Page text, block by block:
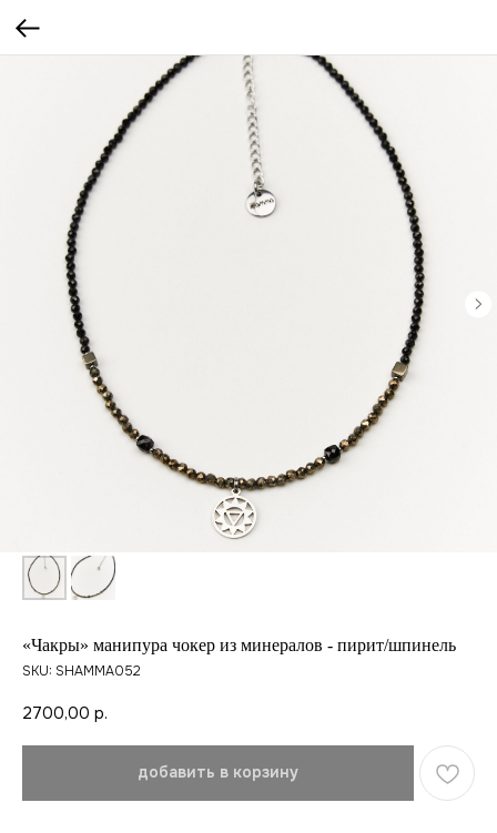
«Чакры» манипура чокер из минералов - пирит/шпинель
SKU: SHAMMA052
2700,00 р.
добавить в корзину